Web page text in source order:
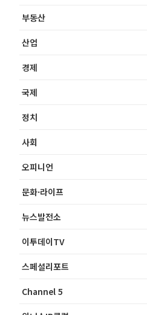
부동산
산업
경제
국제
정치
사회
오피니언
문화·라이프
뉴스발전소
이투데이TV
스페셜리포트
Channel 5